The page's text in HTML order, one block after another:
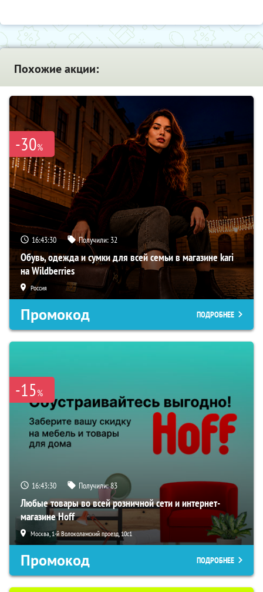
Похожие акции:
-30%
16:43:28 Получили: 32
Обувь, одежда и сумки для всей семьи в магазине kari
на Wildberries
Россия
Промокод ПОДРОБНЕЕ
-15%
16:43:28 Получили:83
Любые товары во всей розничной сети и интернет-
магазине Hoff
Москва, 1-й Волоколамский проезд, 10с1
Промокод ПОДРОБНЕЕ